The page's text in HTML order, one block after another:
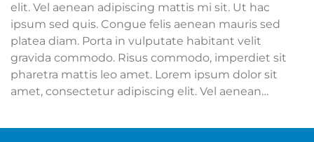
elit. Vel aenean adipiscing mattis mi sit. Ut hac
ipsum sed quis. Congue felis aenean mauris sed
platea diam. Porta in vulputate habitant velit
gravida commodo. Risus commodo, imperdiet sit
pharetra mattis leo amet. Lorem ipsum dolor sit
amet, consectetur adipiscing elit. Vel aenean
Congue felis aenean mauris sed platea diam. Porta